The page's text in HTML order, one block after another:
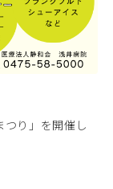
り」を開催し